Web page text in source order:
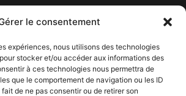
le consentement
expériences, nous utilisons des technologies
stocker et/ou accéder aux informations des
à ces technologies nous permettra de
que le comportement de navigation ou les ID
de ne pas consentir ou de retirer son